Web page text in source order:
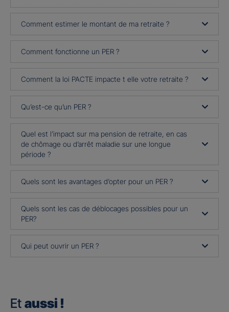
Comment estimer le montant de ma retraite ?
Comment fonctionne un PER ?
Comment la loi PACTE impacte t elle votre retraite ?
Qu’est-ce qu’un PER ?
Quel est l’impact sur ma pension de retraite, en cas
de chômage ou d’arrêt maladie sur une longue
période ?
Quels sont les avantages d’opter pour un PER ?
Quels sont les cas de déblocages possibles pour un
PER?
Qui peut ouvrir un PER ?
Et aussi !